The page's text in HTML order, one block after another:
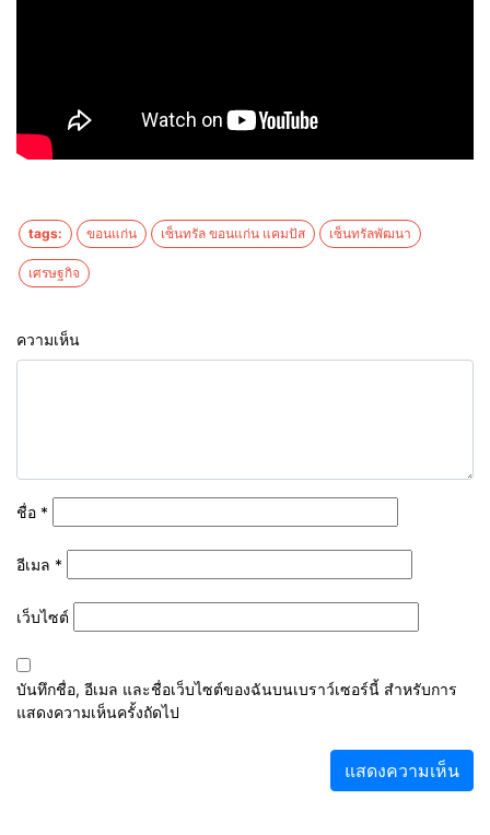
tags: ขอนแก่น เซ็นทรัล ขอนแก่น แคมปัส เซ็นทรัลพัฒนา
เศรษฐกิจ
ความเห็น
ชื่อ *
อีเมล *
เว็บไซต์
บันทึกชื่อ, อีเมล และชื่อเว็บไซต์ของฉันบนเบราว์เซอร์นี้ สำหรับการ
แสดงความเห็นครั้งถัดไป